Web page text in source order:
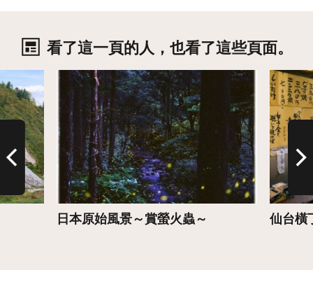
看了這一頁的人，也看了這些頁面。
日本原始風景～賞螢火蟲～
詳情
仙台橫
詳情